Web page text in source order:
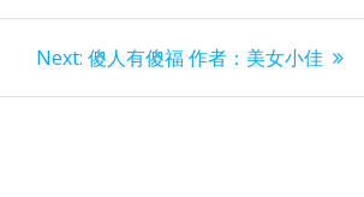
Next: Next
傻人有傻福 作者：美女小佳